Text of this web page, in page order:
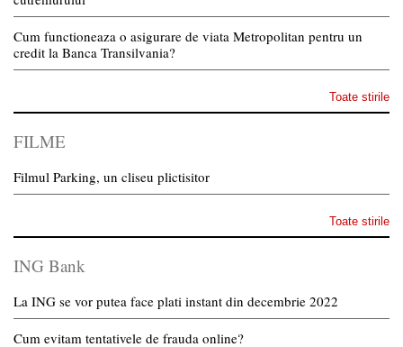
Cum functioneaza o asigurare de viata Metropolitan pentru un
credit la Banca Transilvania?
Toate stirile
FILME
Filmul Parking, un cliseu plictisitor
Toate stirile
ING Bank
La ING se vor putea face plati instant din decembrie 2022
Cum evitam tentativele de frauda online?